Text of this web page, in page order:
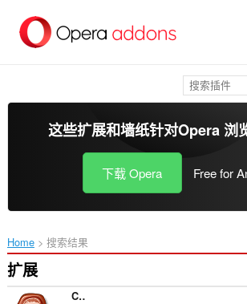
这些扩展和墙纸针对Opera 浏
下载 Opera Free for
Home 搜索结果
扩展
CryptoPro Extension for CAdES Browser Plug-in